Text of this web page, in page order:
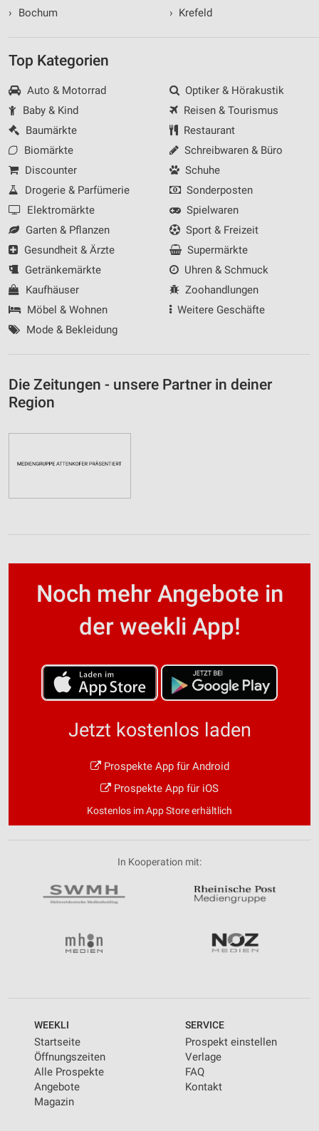
›
Bochum
› Krefeld
Top Kategorien
Auto & Motorrad
Baby & Kind
Baumärkte
Biomärkte
Discounter
Drogerie & Parfümerie
Elektromärkte
Garten & Pflanzen
Gesundheit & Ärzte
Getränkemärkte
Kaufhäuser
Möbel & Wohnen
Mode & Bekleidung
Optiker & Hörakustik
Reisen & Tourismus
Restaurant
Schreibwaren & Büro
Schuhe
Sonderposten
Spielwaren
Sport & Freizeit
Supermärkte
Uhren & Schmuck
Zoohandlungen
Weitere Geschäfte
Die Zeitungen - unsere Partner in deiner
Region
Noch mehr Angebote in
der weekli App!
Jetzt kostenlos laden
Prospekte App für Android
Prospekte App für iOS
Kostenlos im App Store erhältlich
In Kooperation mit:
WEEKLI
Startseite
Öffnungszeiten
Alle Prospekte
Angebote
Magazin
SERVICE
Prospekt einstellen
Verlage
FAQ
Kontakt